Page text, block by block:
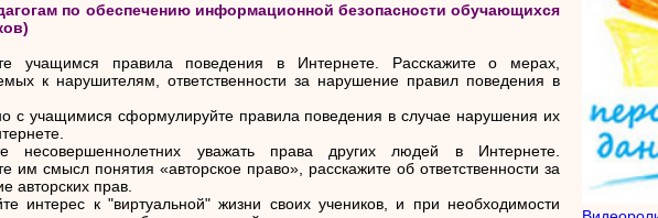
по обеспечению информационной безопасности обучающихся
учащимся правила поведения в Интернете. Расскажите о мерах,
к нарушителям, ответственности за нарушение правил поведения в
с учащимися сформулируйте правила поведения в случае нарушения их
несовершеннолетних уважать права других людей в Интернете.
им смысл понятия «авторское право», расскажите об ответственности за
авторских прав.
интерес к "виртуальной" жизни своих учеников, и при необходимости